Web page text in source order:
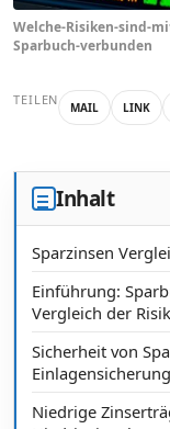
Welche-Risiken-sind-
Sparbuch-verbunden
TEILEN MAIL LINK
Inhalt
Sparzinsen
Einführung:
Vergleich der
Sicherheit von
Einlagensicherung
Niedrige